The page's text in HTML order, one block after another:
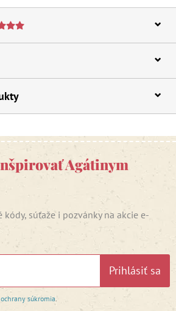
Agátinym
súťaže i pozvánky na akcie e-
Prihlásiť sa
súkromia